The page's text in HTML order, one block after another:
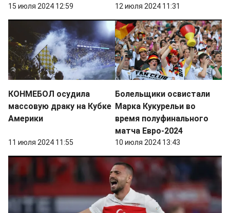
15 июля 2024 12:59 12 июля 2024 11:31
КОНМЕБОЛ осудила
массовую драку на Кубке
Америки
11 июля 2024 11:55
Болельщики освистали
Марка Кукурельи во
время полуфинального
матча Евро-2024
10 июля 2024 13:43